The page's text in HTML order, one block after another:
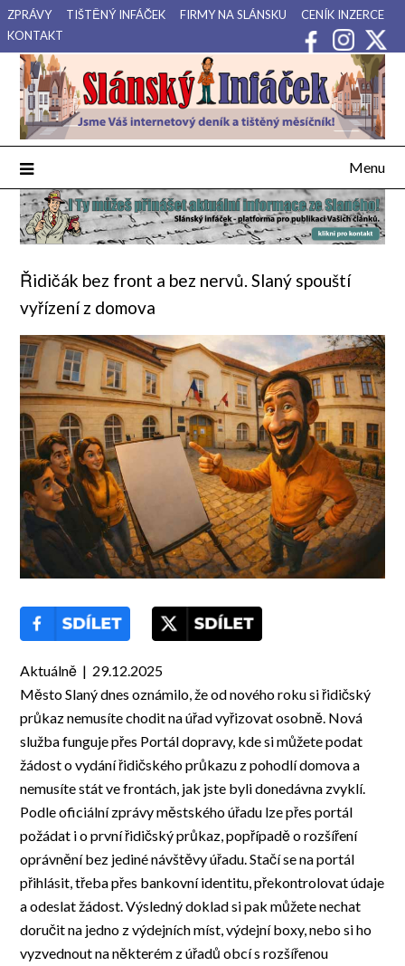
Přejdi
na
obsah
ZPRÁVY TIŠTĚNÝ INFÁČEK FIRMY NA SLÁNSKU
CENÍK INZERCE
KONTAKT
Slánský Infáček
Váš internetový deník a tištěný měsíčník pro Slánsko, Kladensko
a Lounsko.
Menu
Řidičák bez front a bez nervů. Slaný spouští
vyřízení z domova
Aktuálně | 29.12.2025
Město Slaný dnes oznámilo, že od nového roku si řidičský
průkaz nemusíte chodit na úřad vyřizovat osobně. Nová
služba funguje přes Portál dopravy, kde si můžete podat
žádost o vydání řidičského průkazu z pohodlí domova a
nemusíte stát ve frontách, jak jste byli donedávna zvyklí.
Podle oficiální zprávy městského úřadu lze přes portál
požádat i o první řidičský průkaz, popřípadě o rozšíření
oprávnění bez jediné návštěvy úřadu. Stačí se na portál
přihlásit, třeba přes bankovní identitu, překontrolovat údaje
a odeslat žádost. Výsledný doklad si pak můžete nechat
doručit na jedno z výdejních míst, výdejní boxy, nebo si ho
vyzvednout na některém z úřadů obcí s rozšířenou